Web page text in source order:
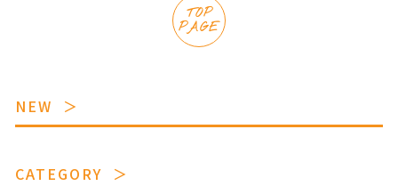
TOP
PAGE
NEW
CATEGORY